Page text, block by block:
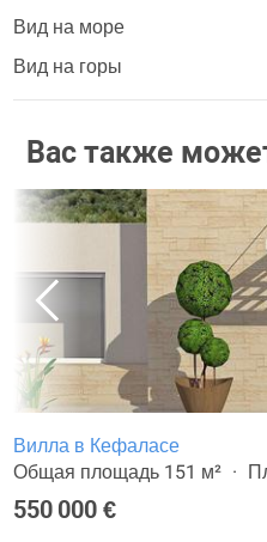
Вид на море
Вид на горы
Вас также
Вилла в Кефаласе
Общая площадь 151 м²
550 000 €